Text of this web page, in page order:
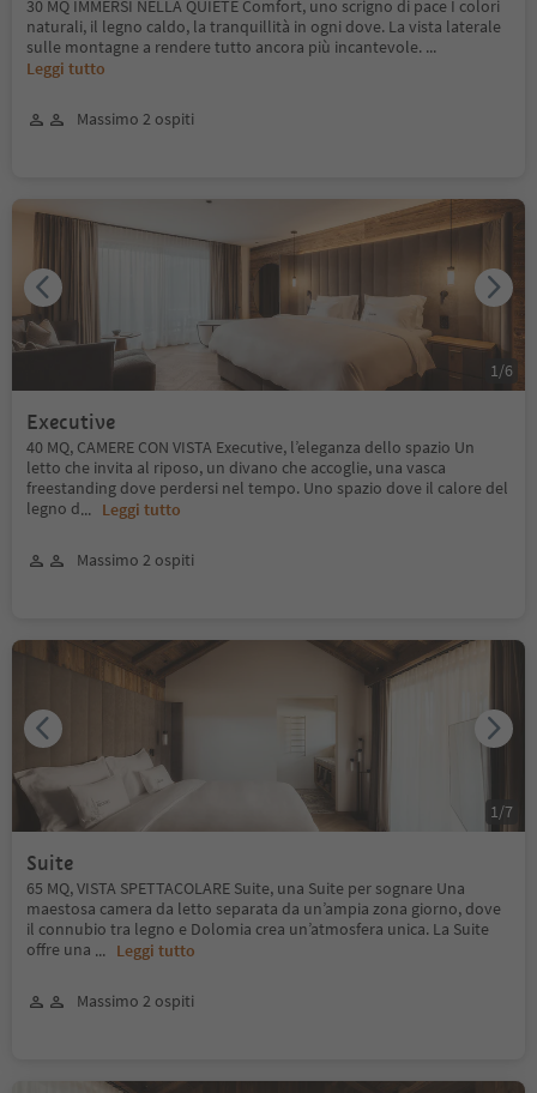
30 MQ IMMERSI NELLA QUIETE Comfort, uno scrigno di pace I colori
naturali, il legno caldo, la tranquillità in ogni dove. La vista laterale
sulle montagne a rendere tutto ancora più incantevole. ...
Leggi tutto
Massimo 2 ospiti
Executive
40 MQ, CAMERE CON VISTA Executive, l’eleganza dello spazio Un
letto che invita al riposo, un divano che accoglie, una vasca
freestanding dove perdersi nel tempo. Uno spazio dove il calore del
legno d... Leggi tutto
Massimo 2 ospiti
1/6
Suite
65 MQ, VISTA SPETTACOLARE Suite, una Suite per sognare Una
maestosa camera da letto separata da un’ampia zona giorno, dove
il connubio tra legno e Dolomia crea un’atmosfera unica. La Suite
offre una ... Leggi tutto
Massimo 2 ospiti
1/7